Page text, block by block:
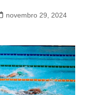
novembro 29, 2024